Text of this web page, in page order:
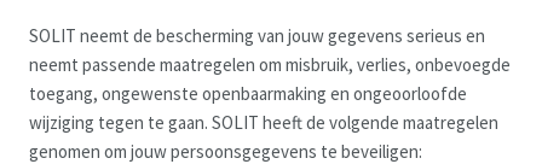
SOLIT neemt de bescherming van jouw gegevens serieus en
neemt passende maatregelen om misbruik, verlies, onbevoegde
toegang, ongewenste openbaarmaking en ongeoorloofde
wijziging tegen te gaan. SOLIT heeft de volgende maatregelen
genomen om jouw persoonsgegevens te beveiligen: